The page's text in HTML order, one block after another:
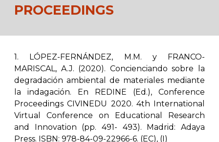
PROCEEDINGS
1. LÓPEZ-FERNÁNDEZ, M.M. y FRANCO-
MARISCAL, A.J. (2020). Concienciando sobre la
degradación ambiental de materiales mediante
la indagación. En REDINE (Ed.), Conference
Proceedings CIVINEDU 2020. 4th International
Virtual Conference on Educational Research
and Innovation (pp. 491- 493). Madrid: Adaya
Press. ISBN: 978-84-09-22966-6. (EC), (I)